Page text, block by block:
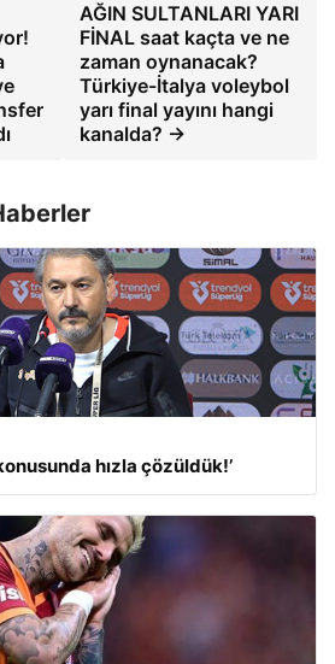
AĞIN SULTANLARI YARI
FİNAL saat kaçta ve ne
zaman oynanacak?
Türkiye-İtalya voleybol
yarı final yayını hangi
kanalda? →
hızla çözüldük!’